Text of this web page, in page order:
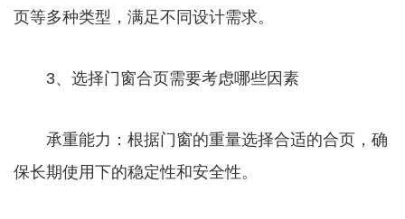
页等多种类型，满足不同设计需求。
3、选择门窗合页需要考虑哪些因素
承重能力：根据门窗的重量选择合适的合页，确
保长期使用下的稳定性和安全性。